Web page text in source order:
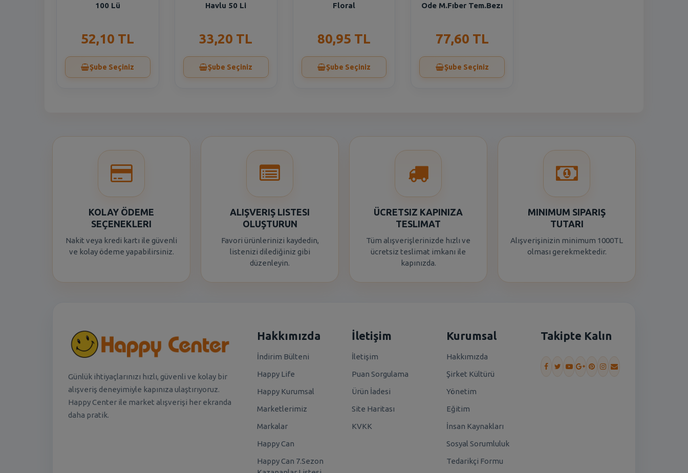
100 Lü
52,10 TL
Şube Seçiniz
Havlu 50 Li
33,20 TL
Şube Seçiniz
Floral
80,95 TL
Şube Seçiniz
Ode M.Fıber Tem.Bezı
77,60 TL
Şube Seçiniz
KOLAY ÖDEME
SEÇENEKLERI
Nakit veya kredi kartı ile güvenli
ve kolay ödeme yapabilirsiniz.
ALIŞVERIŞ LISTESI
OLUŞTURUN
Favori ürünlerinizi kaydedin,
listenizi dilediğiniz gibi
düzenleyin.
ÜCRETSIZ KAPINIZA
TESLIMAT
Tüm alışverişlerinizde hızlı ve
ücretsiz teslimat imkanı ile
kapınızda.
MINIMUM SIPARIŞ
TUTARI
Alışverişinizin minimum 1000TL
olması gerekmektedir.
Günlük ihtiyaçlarınızı hızlı, güvenli ve kolay bir
alışveriş deneyimiyle kapınıza ulaştırıyoruz.
Happy Center ile market alışverişi her ekranda
daha pratik.
Hakkımızda
İndirim Bülteni
Happy Life
Happy Kurumsal
Marketlerimiz
Markalar
Happy Can
Happy Can 7.Sezon
İletişim
İletişim
Puan Sorgulama
Ürün İadesi
Site Haritası
KVKK
Kurumsal
Hakkımızda
Şirket Kültürü
Yönetim
Eğitim
İnsan Kaynakları
Sosyal Sorumluluk
Tedarikçi Formu
Takipte Kalın